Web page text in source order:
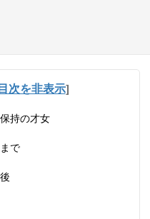
次を非表示]
持の才女
で